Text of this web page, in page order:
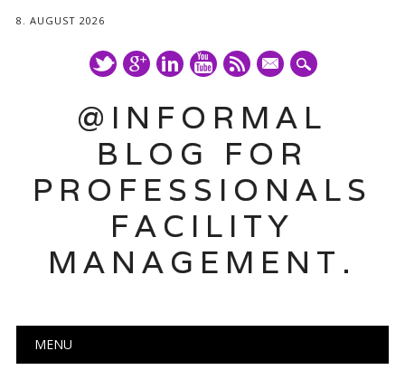
8. AUGUST 2026
mail
@INFORMAL
BLOG FOR
PROFESSIONALS
FACILITY
MANAGEMENT.
Main menu
MENU